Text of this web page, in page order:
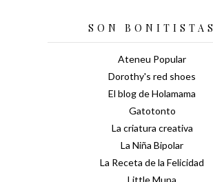
SON BONITISTAS
Ateneu Popular
Dorothy's red shoes
El blog de Holamama
Gatotonto
La criatura creativa
La Niña Bipolar
La Receta de la Felicidad